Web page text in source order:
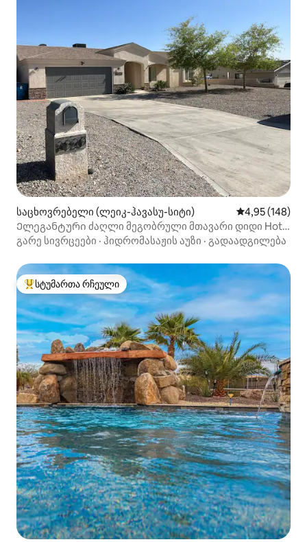
საცხოვრებელი (ლეიკ-ჰავასუ-სიტი) საშუალო
4,95 (148)
Ელეგანტური ძაღლი მეგობრული მთავარი დიდი Hot
Tub!
გარე სივრცეები · ჰიდრომასაჟის აუზი · გადაადგილება
სტუმართა რჩეული მოწინავე ვარიანტი
სტუმართა რჩეული